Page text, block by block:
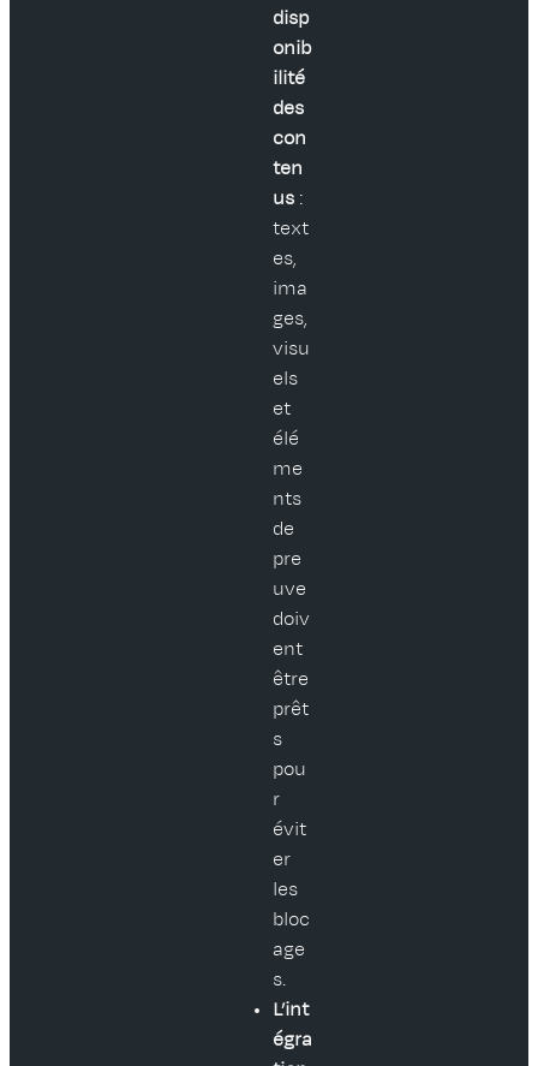
disp
onib
ilité
des
con
ten
us :
text
es,
ima
ges,
visu
els
et
élé
me
nts
de
pre
uve
doiv
ent
être
prêt
s
pou
r
évit
er
les
bloc
age
s.
L’int
égra